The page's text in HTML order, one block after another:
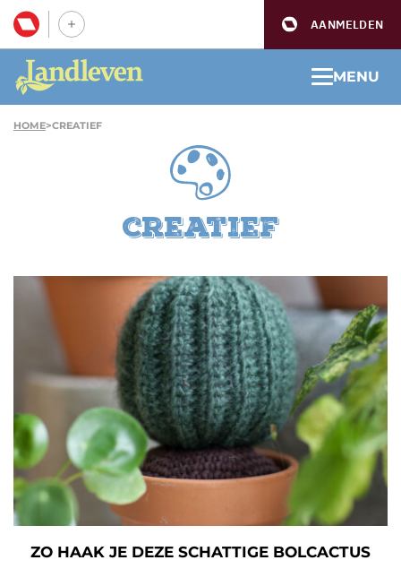
AANMELDEN
MENU
HOME>CREATIEF
creatief
ZO HAAK JE DEZE SCHATTIGE BOLCACTUS